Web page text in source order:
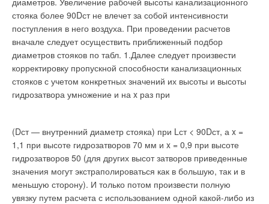
стояка более 90Dст не влечет за собой интенсивности
поступления в него воздуха. При проведении расчетов
вначале следует осуществить приближенный подбор
диаметров стояков по табл. 1.Далее следует произвести
корректировку пропускной способности канализационных
стояков с учетом конкретных значений их высоты и высоты
гидрозатвора умножение и на x раз при
(Dст — внутренний диаметр стояка) при Lст < 90Dст, а x =
1,1 при высоте гидрозатворов 70 мм и x = 0,9 при высоте
гидрозатворов 50 (для других высот затворов приведенные
значения могут экстраполироваться как в большую, так и в
меньшую сторону). И только потом произвести полную
увязку путем расчета с использованием одной какой-либо из